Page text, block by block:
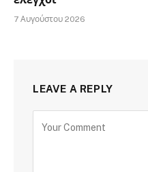
7 Αυγούστου 2026
LEAVE A REPLY